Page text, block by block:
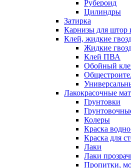
Рубероид
Цилиндры
Затирка
Карнизы для штор
Клей, жидкие
Жидкие
Клей ПВА
Обойный
Лакокрасочные
Грунтовки
Колеры
Краска
Краска для
Лаки
Лаки
Пропитки,